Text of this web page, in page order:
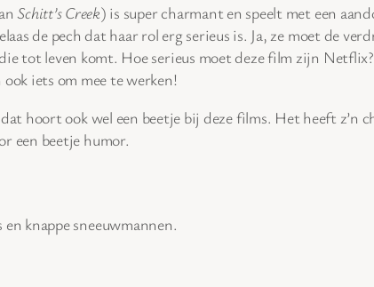
Schitt’s Creek) is super charmant en speelt met een
de pech dat haar rol erg serieus is. Ja, ze moet de
tot leven komt. Hoe serieus moet deze film zijn
iets om mee te werken!
hoort ook wel een beetje bij deze films. Het heeft z’n
een beetje humor.
knappe sneeuwmannen.